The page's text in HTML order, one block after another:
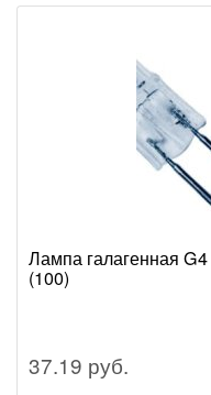
Лампа галагенная
(100)
37.19 руб.